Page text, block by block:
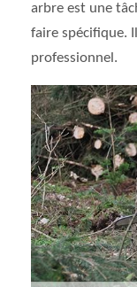
arbre est une
faire spécifique.
professionnel.